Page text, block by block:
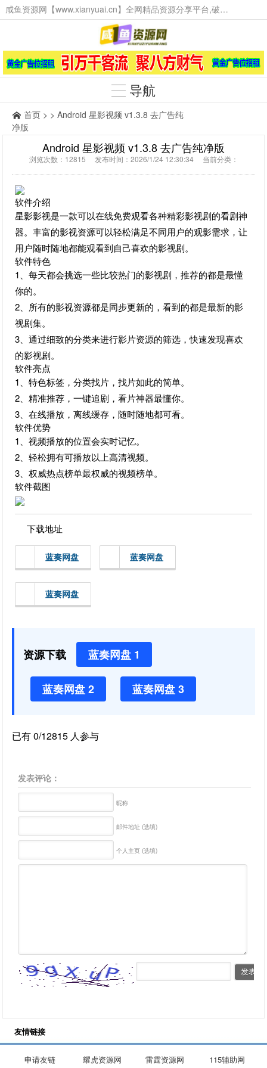
咸鱼资源网【www.xianyuai.cn】全网精品资源分享平台,破解软件,技术源码,火爆项目,工具辅助,这里无所不有。
导航
首页 > > Android 星影视频 v1.3.8 去广告纯
净版
Android 星影视频 v1.3.8 去广告纯净版
浏览次数：12815 发布时间：2026/1/24 12:30:34 当前分类：
软件介绍
星影影视是一款可以在线免费观看各种精彩影视剧的看剧神
器。丰富的影视资源可以轻松满足不同用户的观影需求，让
用户随时随地都能观看到自己喜欢的影视剧。
软件特色
1、每天都会挑选一些比较热门的影视剧，推荐的都是最懂
你的。
2、所有的影视资源都是同步更新的，看到的都是最新的影
视剧集。
3、通过细致的分类来进行影片资源的筛选，快速发现喜欢
的影视剧。
软件亮点
1、特色标签，分类找片，找片如此的简单。
2、精准推荐，一键追剧，看片神器最懂你。
3、在线播放，离线缓存，随时随地都可看。
软件优势
1、视频播放的位置会实时记忆。
2、轻松拥有可播放以上高清视频。
3、权威热点榜单最权威的视频榜单。
软件截图
下载地址
蓝奏网盘 蓝奏网盘
蓝奏网盘
资源下载 蓝奏网盘 1
蓝奏网盘 2 蓝奏网盘 3
已有 0/12815 人参与
发表评论：
昵称
邮件地址 (选填)
个人主页 (选填)
友情链接
申请友链 耀虎资源网 雷霆资源网
115辅助网